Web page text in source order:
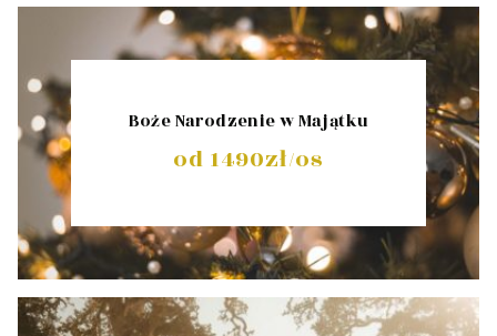
Boże Narodzenie w Majątku
od 1490zł/os